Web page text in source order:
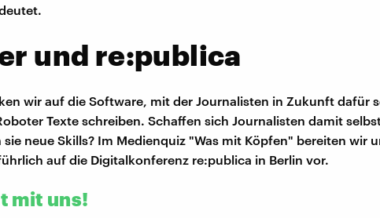
und re:publica
wir auf die Software, mit der Journalisten in Zukunft dafür
Texte schreiben. Schaffen sich Journalisten damit
neue Skills? Im Medienquiz "Was mit Köpfen" bereiten wir
auf die Digitalkonferenz re:publica in Berlin vor.
mit uns!